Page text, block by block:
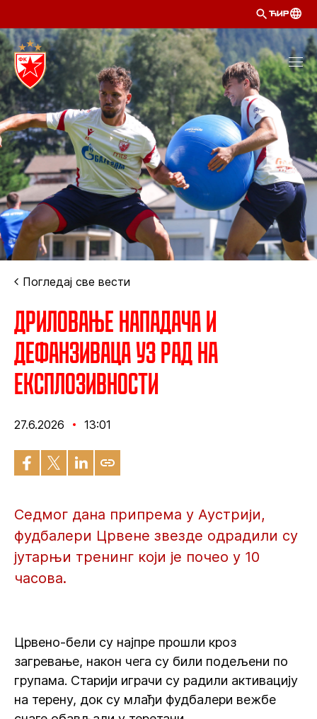
ЋИР
Погледај све вести
Дриловање нападача и
дефанзиваца уз рад на
експлозивности
27.6.2026 13:01
Седмог дана припрема у Аустрији,
фудбалери Црвене звезде одрадили су
јутарњи тренинг који је почео у 10
часова.
Црвено-бели су најпре прошли кроз
загревање, након чега су били подељени по
групама. Старији играчи су радили активацију
на терену, док су млађи фудбалери вежбе